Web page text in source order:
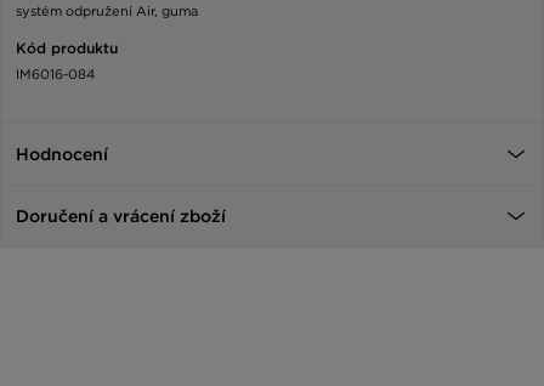
systém odpružení Air, guma
Kód produktu
IM6016-084
Hodnocení
Doručení a vrácení zboží